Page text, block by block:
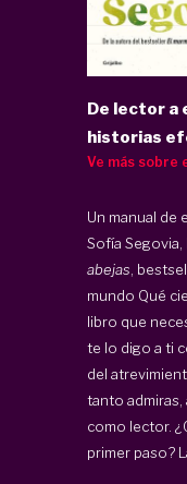
De lector a
historias
Ve más sobre
Un manual de
Sofía Segovia,
abejas ,
mundo Qué
libro que
te lo digo a ti
del
tanto admiras,
como lector.
primer paso?